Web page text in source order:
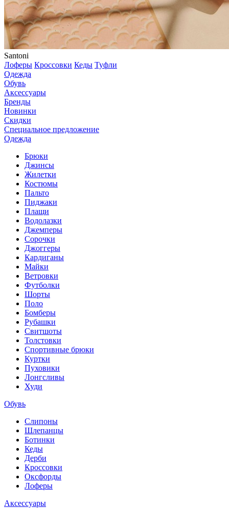
Santoni
Лоферы Кроссовки Кеды Туфли
Одежда
Обувь
Аксессуары
Бренды
Новинки
Скидки
Специальное предложение
Одежда
Брюки
Джинсы
Жилетки
Костюмы
Пальто
Пиджаки
Плащи
Водолазки
Джемперы
Сорочки
Джоггеры
Кардиганы
Майки
Ветровки
Футболки
Шорты
Поло
Бомберы
Рубашки
Свитшоты
Толстовки
Спортивные брюки
Куртки
Пуховики
Лонгсливы
Худи
Обувь
Слипоны
Шлепанцы
Ботинки
Кеды
Дерби
Кроссовки
Оксфорды
Лоферы
Аксессуары